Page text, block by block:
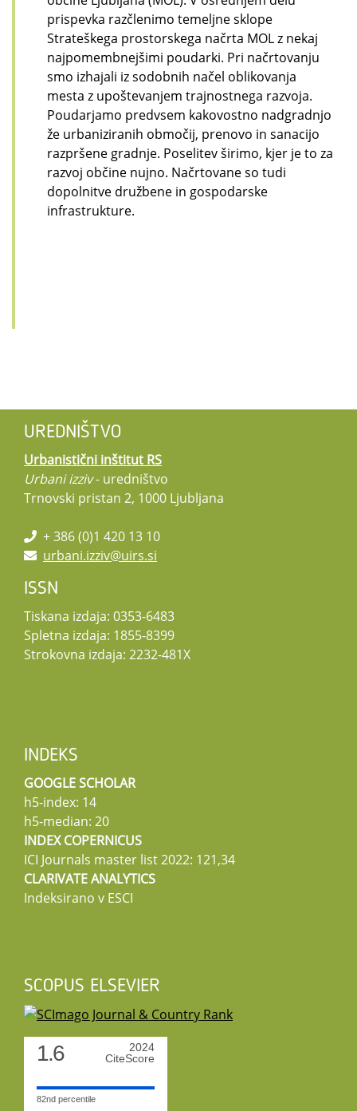
prispevka razčlenimo temeljne sklope
Strateškega prostorskega načrta MOL z nekaj
najpomembnejšimi poudarki. Pri načrtovanju
smo izhajali iz sodobnih načel oblikovanja
mesta z upoštevanjem trajnostnega razvoja.
Poudarjamo predvsem kakovostno nadgradnjo
že urbaniziranih območij, prenovo in sanacijo
razpršene gradnje. Poselitev širimo, kjer je to za
razvoj občine nujno. Načrtovane so tudi
dopolnitve družbene in gospodarske
infrastrukture.
UREDNIŠTVO
Urbanistični inštitut RS
Urbani izziv- uredništvo
Trnovski pristan 2, 1000 Ljubljana
+ 386 (0)1 420 13 10
urbani.izziv@uirs.si
ISSN
Tiskana izdaja: 0353-6483
Spletna izdaja: 1855-8399
Strokovna izdaja: 2232-481X
INDEKS
GOOGLE SCHOLAR
h5-index: 14
h5-median: 20
INDEX COPERNICUS
ICI Journals master list 2022: 121,34
CLARIVATE ANALYTICS
Indeksirano v ESCI
SCOPUS ELSEVIER
1.6
2024
CiteScore
82nd percentile